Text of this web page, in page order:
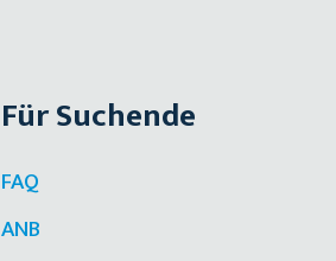
Für Suchende
FAQ
ANB